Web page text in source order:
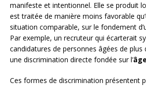
manifeste et intentionnel. Elle se produit
est traitée de manière moins favorable
situation comparable, sur le fondement
Par exemple, un recruteur qui écarterait
candidatures de personnes âgées de
une discrimination directe fondée sur l’âge
Ces formes de discrimination présentent